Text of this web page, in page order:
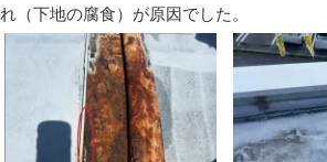
れ（下地の腐食）が原因でした。